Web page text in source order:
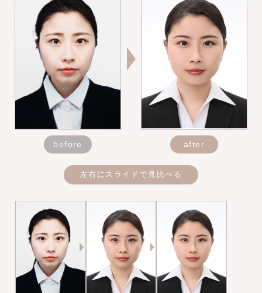
before after
左右にスライドで見比べる